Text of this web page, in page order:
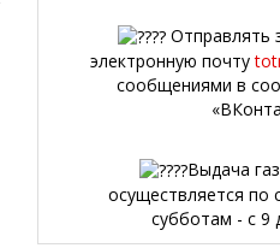
Отправлять
электронную почту
сообщениями в
Выдача
осуществляется по
субботам - с 9